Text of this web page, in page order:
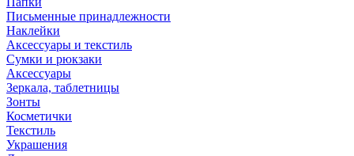
Письменные принадлежности
Наклейки
Аксессуары и текстиль
Сумки и рюкзаки
Аксессуары
Зеркала, таблетницы
Зонты
Косметички
Текстиль
Украшения